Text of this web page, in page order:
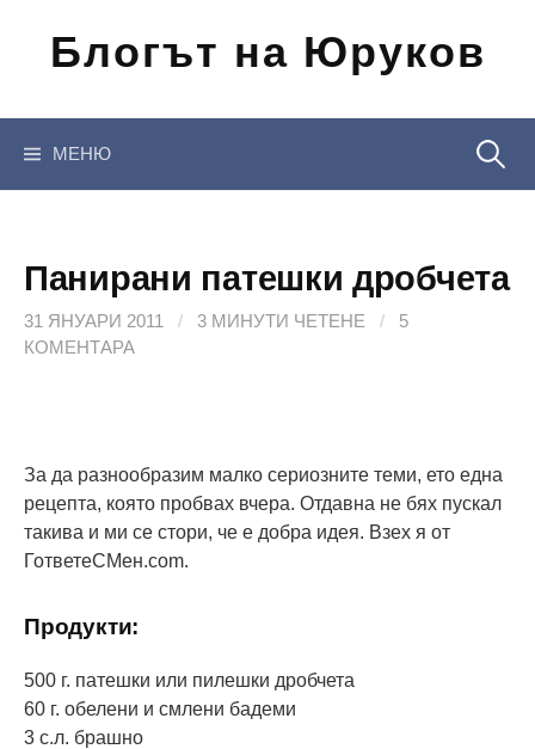
съдържанието
Блогът на Юруков
МЕНЮ
Панирани патешки дробчета
31 ЯНУАРИ 2011 / 3 МИНУТИ ЧЕТЕНЕ /
5
КОМЕНТАРА
За да разнообразим малко сериозните теми, ето една
рецепта, която пробвах вчера. Отдавна не бях пускал
такива и ми се стори, че е добра идея. Взех я от
ГответеСМен.com.
Продукти:
500 г. патешки или пилешки дробчета
60 г. обелени и смлени бадеми
3 с.л. брашно